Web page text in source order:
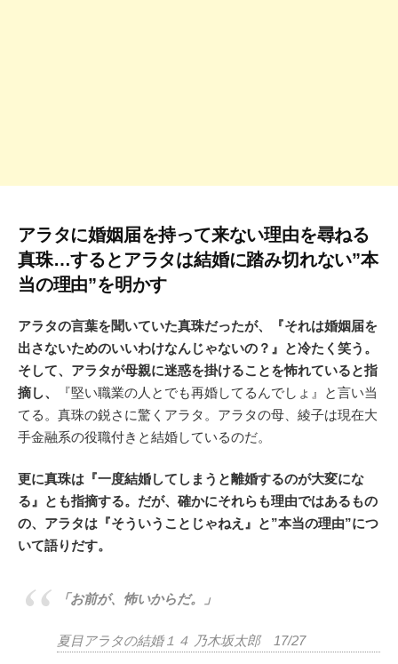
アラタに婚姻届を持って来ない理由を尋ねる
真珠…するとアラタは結婚に踏み切れない”本
当の理由”を明かす
アラタの言葉を聞いていた真珠だったが、『それは婚姻届を
出さないためのいいわけなんじゃないの？』と冷たく笑う。
そして、アラタが母親に迷惑を掛けることを怖れていると指
摘し、
『堅い職業の人とでも再婚してるんでしょ』と言い当
てる。真珠の鋭さに驚くアラタ。アラタの母、綾子は現在大
手金融系の役職付きと結婚しているのだ。
更に真珠は『一度結婚してしまうと離婚するのが大変にな
る』とも指摘する。だが、確かにそれらも理由ではあるもの
の、アラタは『そういうことじゃねえ』と”本当の理由”につ
いて語りだす。
「お前が、怖いからだ。」
夏目アラタの結婚１４ 乃木坂太郎 17/27